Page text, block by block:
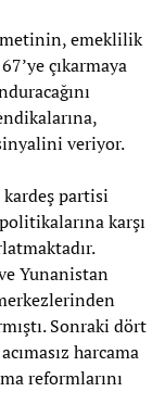
emeklilik
çıkarmaya
veriyor.
kardeş partisi
karşı
Yunanistan
Sonraki dört
harcama
reformlarını